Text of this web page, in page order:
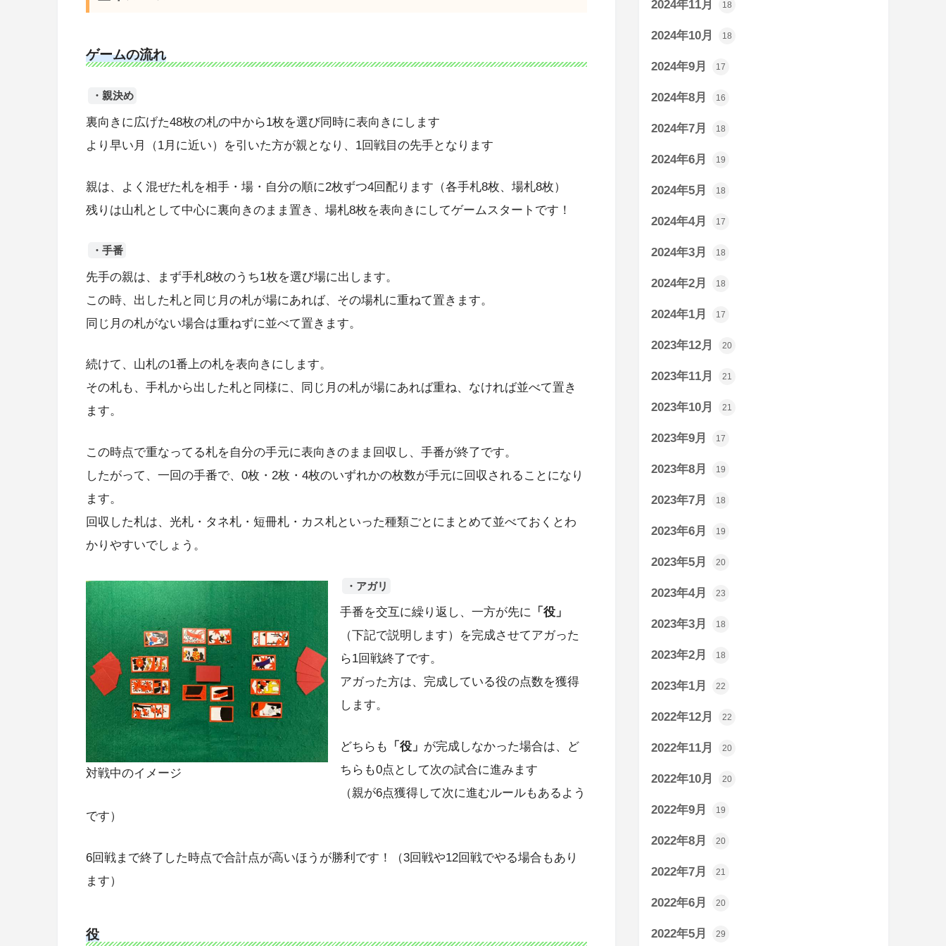
ゲームの流れ
・親決め
裏向きに広げた48枚の札の中から1枚を選び同時に表向きにします
より早い月（1月に近い）を引いた方が親となり、1回戦目の先手となります
親は、よく混ぜた札を相手・場・自分の順に2枚ずつ4回配ります（各手札8枚、場札8枚）
残りは山札として中心に裏向きのまま置き、場札8枚を表向きにしてゲームスタートです！
・手番
先手の親は、まず手札8枚のうち1枚を選び場に出します。
この時、出した札と同じ月の札が場にあれば、その場札に重ねて置きます。
同じ月の札がない場合は重ねずに並べて置きます。
続けて、山札の1番上の札を表向きにします。
その札も、手札から出した札と同様に、同じ月の札が場にあれば重ね、なければ並べて置き
ます。
この時点で重なってる札を自分の手元に表向きのまま回収し、手番が終了です。
したがって、一回の手番で、0枚・2枚・4枚のいずれかの枚数が手元に回収されることになり
ます。
回収した札は、光札・タネ札・短冊札・カス札といった種類ごとにまとめて並べておくとわ
かりやすいでしょう。
対戦中のイメージ
・アガリ
手番を交互に繰り返し、一方が先に 「役」
（下記で説明します）を完成させてアガった
ら1回戦終了です。
アガった方は、完成している役の点数を獲得
します。
どちらも 「役」 が完成しなかった場合は、ど
ちらも0点として次の試合に進みます
（親が6点獲得して次に進むルールもあるよう
です）
6回戦まで終了した時点で合計点が高いほうが勝利です！（3回戦や12回戦でやる場合もあり
ます）
役
2024年11月 18
2024年10月 18
2024年9月 17
2024年8月 16
2024年7月 18
2024年6月 19
2024年5月 18
2024年4月 17
2024年3月 18
2024年2月 18
2024年1月 17
2023年12月 20
2023年11月 21
2023年10月 21
2023年9月 17
2023年8月 19
2023年7月 18
2023年6月 19
2023年5月 20
2023年4月 23
2023年3月 18
2023年2月 18
2023年1月 22
2022年12月 22
2022年11月 20
2022年10月 20
2022年9月 19
2022年8月 20
2022年7月 21
2022年6月 20
2022年5月 29